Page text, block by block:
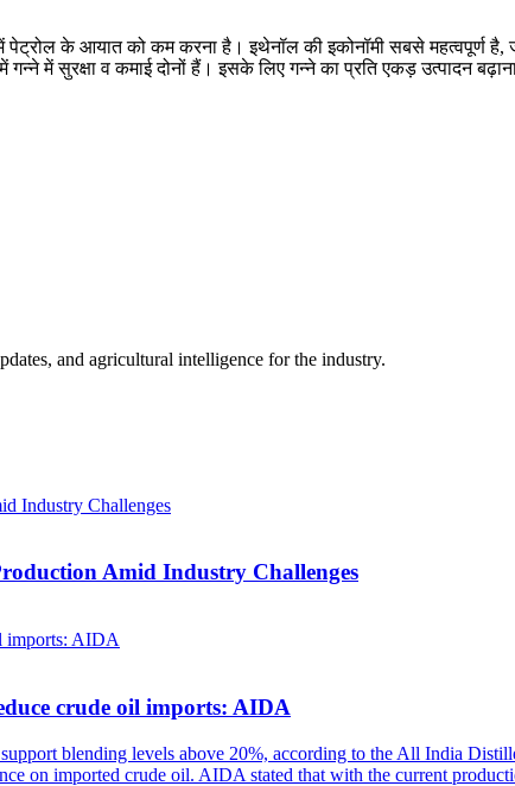
के आयात को कम करना है। इथेनॉल की इकोनॉमी सबसे महत्वपूर्ण है,
में सुरक्षा व कमाई दोनों हैं। इसके लिए गन्ने का प्रति एकड़ उत्पादन
and agricultural intelligence for the industry.
Amid Industry Challenges
crude oil imports: AIDA
blending levels above 20%, according to the All India
on imported crude oil. AIDA stated that with the current